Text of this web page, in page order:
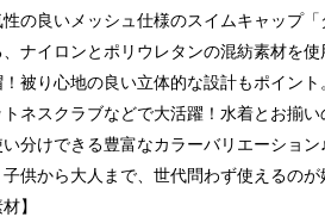
の良いメッシュ仕様のスイムキャップ
、ナイロンとポリウレタンの混紡素材を
被り心地の良い立体的な設計もポイン
トネスクラブなどで大活躍！水着とお揃
分けできる豊富なカラーバリエーショ
子供から大人まで、世代問わず使えるのが
材】